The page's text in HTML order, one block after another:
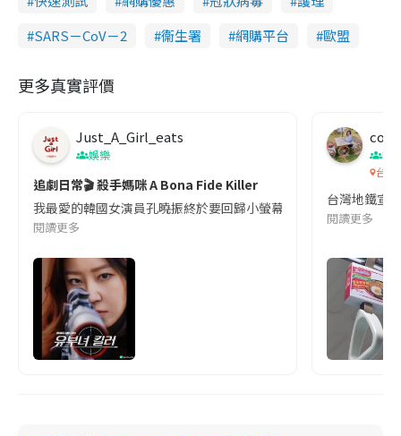
SARS－CoV－2
衞生署 網購平台 歐盟
更多真實評價
Just_A_Girl_eats
娛樂
追劇日常🎬 殺手媽咪 A Bona Fide Killer
我最愛的韓國女演員孔曉振終於要回歸小螢幕啦!這次的劇本改編
閱讀更多
co
吹
台灣
台灣地鐵宣
閱讀更多